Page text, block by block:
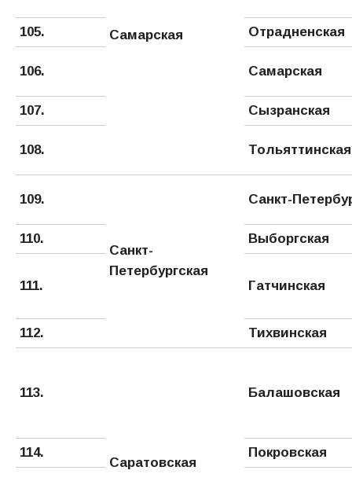
Самарская
105. Отрадненская
106. Самарская
107. Сызранская
108. Тольяттинская
109.
Санкт-
Петербургская
Санкт-
110. Выборгская
111. Гатчинская
112. Тихвинская
113.
Саратовская
Балашовская
114. Покровская